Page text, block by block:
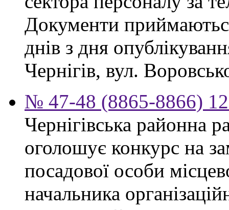
Документи
днів з дня
Чернігів, вул.
№ 47-48 (8865-8866)
Чернігівська районна
оголошує конкурс на
посадової особи
начальника